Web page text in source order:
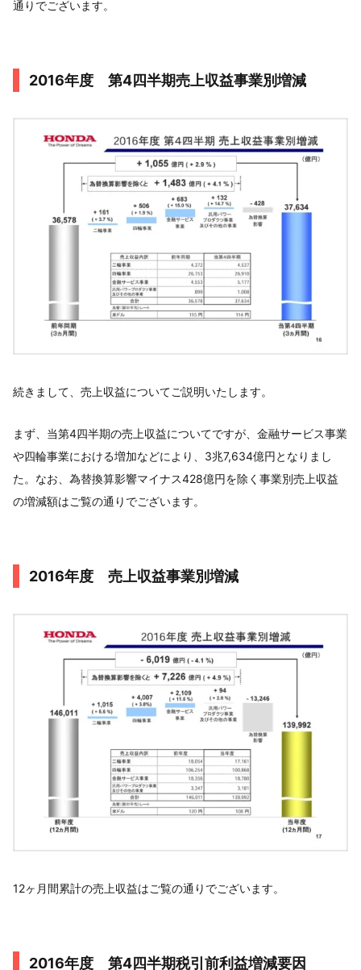
通りでございます。
2016年度 第4四半期売上収益事業別増減
続きまして、売上収益についてご説明いたします。
まず、当第4四半期の売上収益についてですが、金融サービス事業
や四輪事業における増加などにより、3兆7,634億円となりまし
た。なお、為替換算影響マイナス428億円を除く事業別売上収益
の増減額はご覧の通りでございます。
2016年度 売上収益事業別増減
12ヶ月間累計の売上収益はご覧の通りでございます。
2016年度 第4四半期税引前利益増減要因